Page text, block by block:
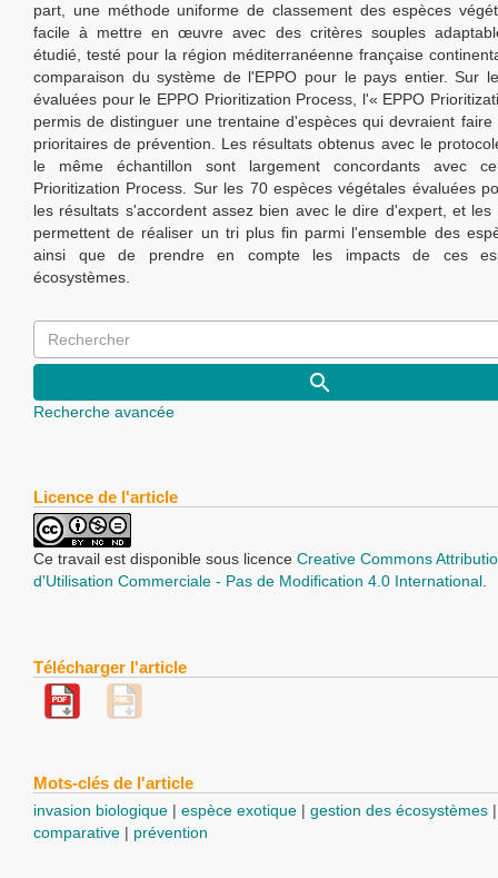
part, une méthode uniforme de classement des espèces
facile à mettre en œuvre avec des critères souples
étudié, testé pour la région méditerranéenne française
comparaison du système de l'EPPO pour le pays entier. Sur
évaluées pour le EPPO Prioritization Process, l'« EPPO
permis de distinguer une trentaine d'espèces qui devraient faire
prioritaires de prévention. Les résultats obtenus avec le
le même échantillon sont largement concordants avec
Prioritization Process. Sur les 70 espèces végétales évaluées
les résultats s'accordent assez bien avec le dire d'expert, et les
permettent de réaliser un tri plus fin parmi l'ensemble des
ainsi que de prendre en compte les impacts de ces
écosystèmes.
Recherche avancée
Licence de l'article
Ce travail est disponible sous licence Creative Commons
d'Utilisation Commerciale - Pas de Modification 4.0 International.
Télécharger l'article
Mots-clés de l'article
invasion biologique espèce exotique
gestion des écosystèmes
comparative
prévention